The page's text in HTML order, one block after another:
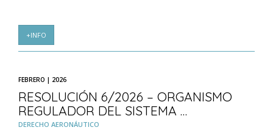
+INFO
FEBRERO | 2026
RESOLUCIÓN 6/2026 – ORGANISMO
REGULADOR DEL SISTEMA …
DERECHO AERONÁUTICO